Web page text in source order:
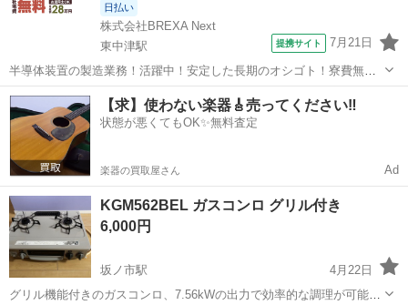
日払い
株式会社BREXA Next
東中津駅
提携サイト 7月21日
半導体装置の製造業務！活躍中！安定した長期のオシゴト！寮費無料
★赴任旅費会社負担◎20代～40代の男性活躍中★未経験活躍中！高時
給1,500円！《大分県中津市》 人気の工場のお仕事 ◇半導体装置内部
のシート製造◇ ＊クリー...
大分 中津市 東中津駅 その他
【求】使わない楽器🎸売ってください‼️
状態が悪くてもOK✨無料査定
楽器の買取屋さん Ad
KGM562BEL ガスコンロ グリル付き
6,000円
坂ノ市駅
4月22日
グリル機能付きのガスコンロ、7.56kWの出力で効率的な調理が可能で